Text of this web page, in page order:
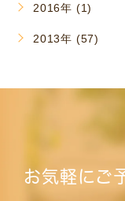
2016年 (1)
2013年 (57)
お気軽にご